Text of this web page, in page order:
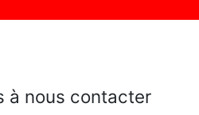
à nous contacter